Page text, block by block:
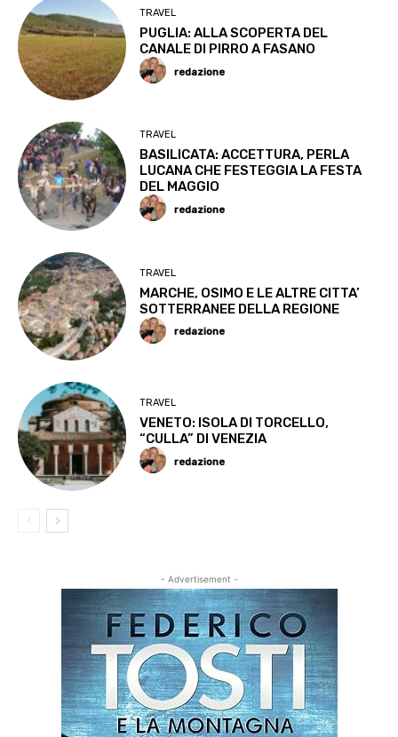
TRAVEL
PUGLIA: ALLA SCOPERTA DEL
CANALE DI PIRRO A FASANO
redazione
TRAVEL
BASILICATA: ACCETTURA, PERLA
LUCANA CHE FESTEGGIA LA FESTA
DEL MAGGIO
redazione
TRAVEL
MARCHE, OSIMO E LE ALTRE CITTA’
SOTTERRANEE DELLA REGIONE
redazione
TRAVEL
VENETO: ISOLA DI TORCELLO,
“CULLA” DI VENEZIA
redazione
- Advertisement -